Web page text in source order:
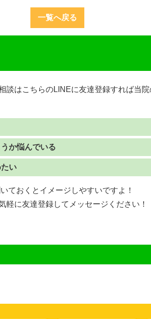
一覧へ戻る
談はこちらのLINEに友達登録すれば当
か悩んでいる
い
ておくとイメージしやすいですよ！
軽に友達登録してメッセージください！